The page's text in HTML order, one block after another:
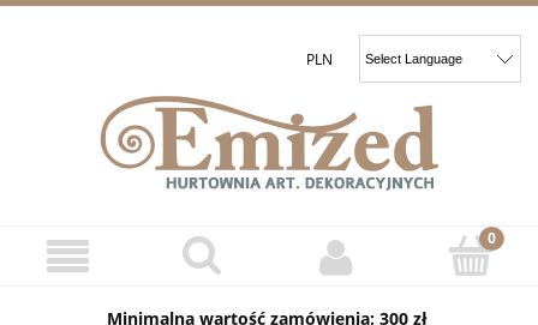
Minimalna wartość zamówienia: 300 zł